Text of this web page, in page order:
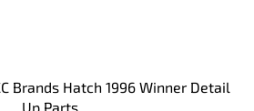
Brands Hatch 1996 Winner Detail
Up Parts